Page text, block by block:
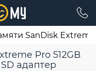
SanDisk Extreme
Pro 512GB
адаптер